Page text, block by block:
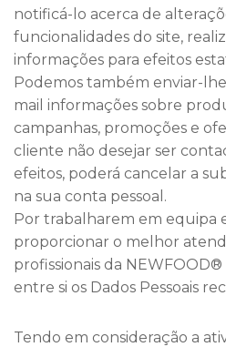
notificá-lo acerca de
funcionalidades do site,
informações para efeitos
Podemos também enviar-
mail informações sobre
campanhas, promoções e
cliente não desejar ser
efeitos, poderá cancelar a
na sua conta pessoal.
Por trabalharem em equipa
proporcionar o melhor
profissionais da
entre si os Dados Pessoais
Tendo em consideração a